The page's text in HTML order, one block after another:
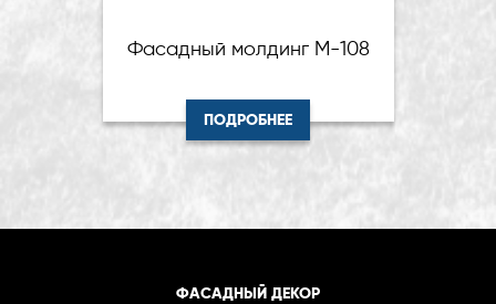
Фасадный молдинг М-108
ПОДРОБНЕЕ
ФАСАДНЫЙ ДЕКОР